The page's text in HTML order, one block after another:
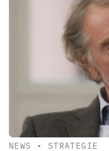
NEWS • STRATEGIE